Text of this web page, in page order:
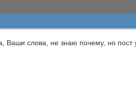
Ваши слова, не знаю почему, но пост